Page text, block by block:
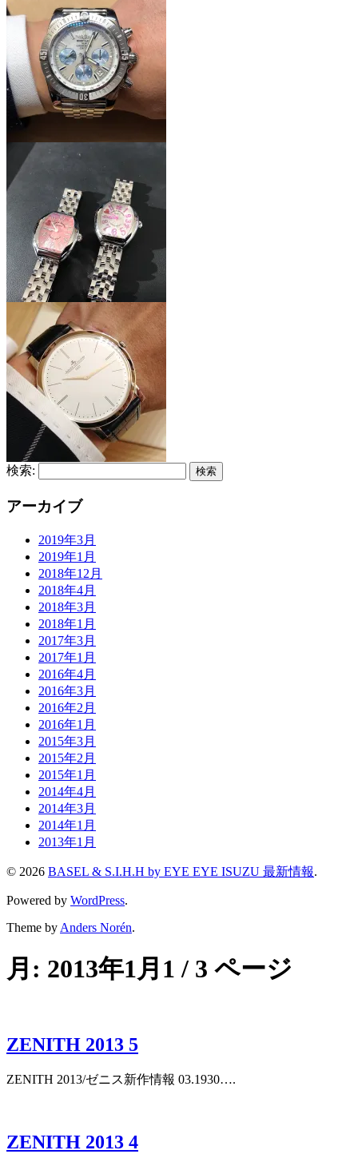
検索:
アーカイブ
2019年3月
2019年1月
2018年12月
2018年4月
2018年3月
2018年1月
2017年3月
2017年1月
2016年4月
2016年3月
2016年2月
2016年1月
2015年3月
2015年2月
2015年1月
2014年4月
2014年3月
2014年1月
2013年1月
© 2026 BASEL & S.I.H.H by EYE EYE ISUZU 最新情報.
Powered by WordPress.
Theme by Anders Norén.
月: 2013年1月 1 / 3 ページ
ZENITH 2013 5
ZENITH 2013/ゼニス新作情報 03.1930….
ZENITH 2013 4